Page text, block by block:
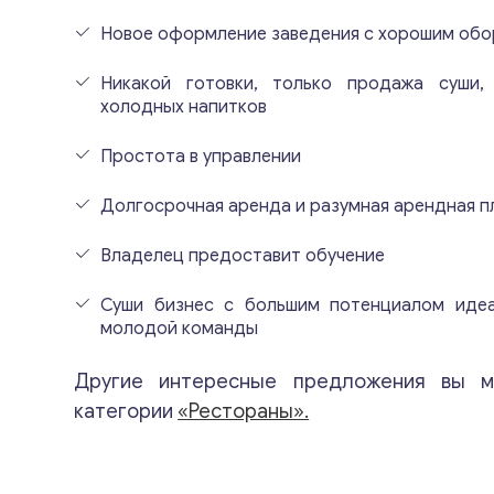
Новое оформление заведения с хорошим
Никакой готовки, только продажа
холодных напитков
Простота в управлении
Долгосрочная аренда и разумная арендная
Владелец предоставит обучение
Суши бизнес с большим потенциалом
молодой команды
Другие интересные предложения вы
категории «Рестораны».